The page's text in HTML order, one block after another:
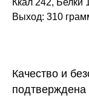
Выход: 310
Качество и
подтверждена